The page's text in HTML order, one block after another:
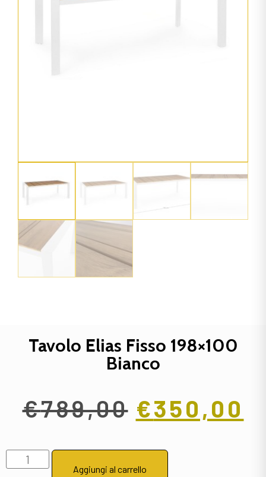
Tavolo Elias Fisso 198×100
Bianco
€789,00 €350,00
Aggiungi al carrello